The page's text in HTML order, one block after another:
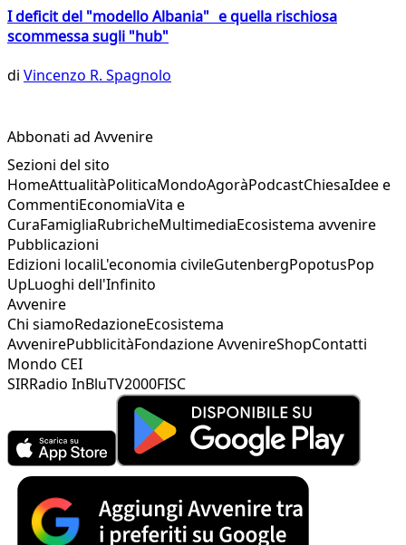
I deficit del "modello Albania" e quella rischiosa
scommessa sugli "hub"
di Vincenzo R. Spagnolo
Abbonati ad Avvenire
Sezioni del sito
HomeAttualitàPoliticaMondoAgoràPodcastChiesaIdee e
CommentiEconomiaVita e
CuraFamigliaRubricheMultimediaEcosistema avvenire
Pubblicazioni
Edizioni localiL'economia civileGutenbergPopotusPop
UpLuoghi dell'Infinito
Avvenire
Chi siamoRedazioneEcosistema
AvvenirePubblicitàFondazione AvvenireShopContatti
Mondo CEI
SIRRadio InBluTV2000FISC